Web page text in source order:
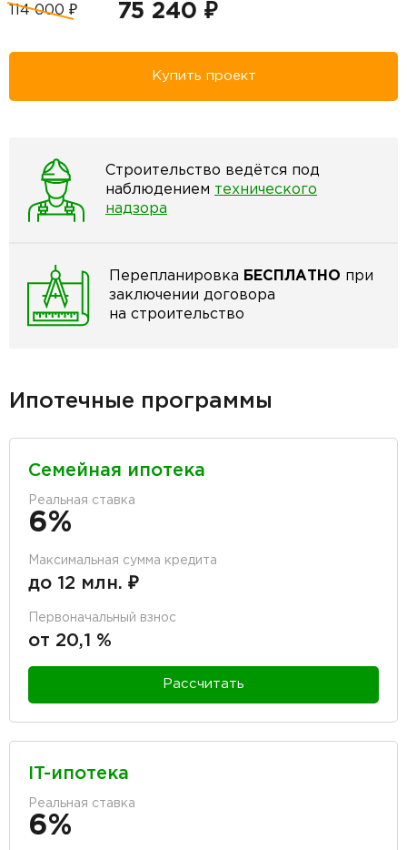
114 000 ₽ 75 240 ₽
Купить проект
Строительство ведётся под
наблюдением технического
надзора
Перепланировка БЕСПЛАТНО при
заключении договора
на строительство
Ипотечные программы
Семейная ипотека
Реальная ставка
6%
Максимальная сумма кредита
до 12 млн. ₽
Первоначальный взнос
от 20,1 %
Рассчитать
IT-ипотека
Реальная ставка
6%